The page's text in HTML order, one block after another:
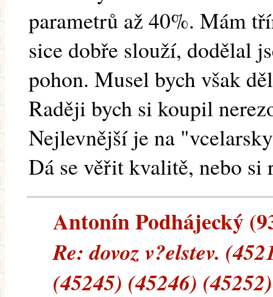
parametrů až 40%. Mám
sice dobře slouží, dodělal
pohon. Musel bych však
Raději bych si koupil
Nejlevnější je na
Dá se věřit kvalitě, nebo
Antonín Podhájecký
Re: dovoz v?elstev.
(45245) (45246)